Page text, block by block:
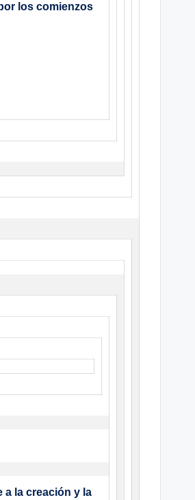
los comienzos
a la creación y la